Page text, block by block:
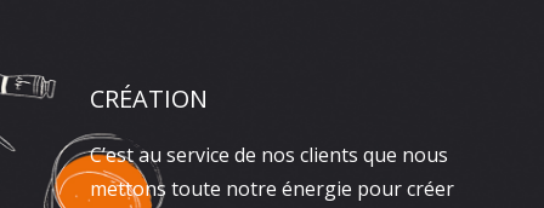
CRÉATION
C’est au service de nos clients que nous
mettons toute notre énergie pour créer